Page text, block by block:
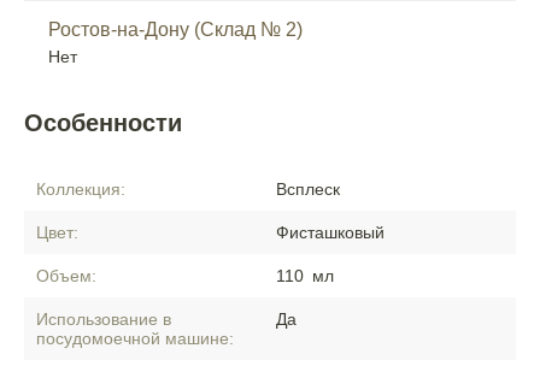
Ростов-на-Дону (Склад № 2)
Нет
Особенности
Коллекция: Всплеск
Цвет: Фисташковый
Объем: 110 мл
Использование в
посудомоечной машине:
Да